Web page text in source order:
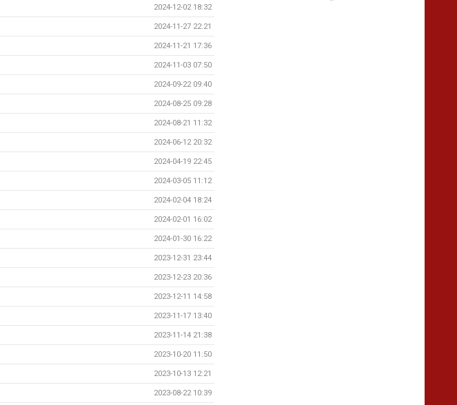
2024-12-02 18:32
2024-11-27 22:21
2024-11-21 17:36
2024-11-03 07:50
2024-09-22 09:40
2024-08-25 09:28
2024-08-21 11:32
2024-06-12 20:32
2024-04-19 22:45
2024-03-05 11:12
2024-02-04 18:24
2024-02-01 16:02
2024-01-30 16:22
2023-12-31 23:44
2023-12-23 20:36
2023-12-11 14:58
2023-11-17 13:40
2023-11-14 21:38
2023-10-20 11:50
2023-10-13 12:21
2023-08-22 10:39